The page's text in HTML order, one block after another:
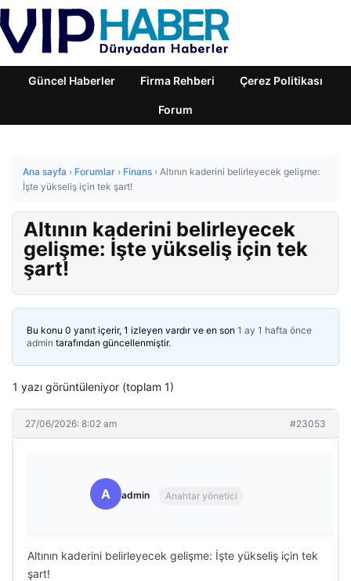
Güncel Haberler Firma Rehberi Çerez Politikası
Forum
Ana sayfa › Forumlar › Finans › Altının kaderini belirleyecek gelişme:
İşte yükseliş için tek şart!
Altının kaderini belirleyecek
gelişme: İşte yükseliş için tek
şart!
Bu konu 0 yanıt içerir, 1 izleyen vardır ve en son 1 ay 1 hafta önce
admin tarafından güncellenmiştir.
1 yazı görüntüleniyor (toplam 1)
27/06/2026: 8:02 am #23053
A admin Anahtar yönetici
Altının kaderini belirleyecek gelişme: İşte yükseliş için tek
şart!